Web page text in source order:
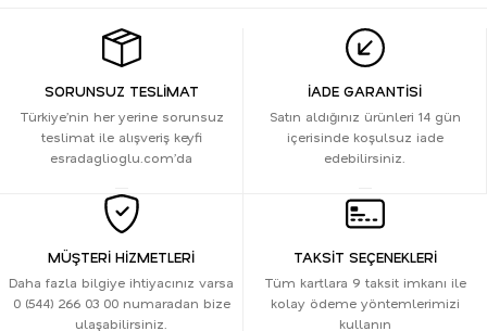
SORUNSUZ TESLİMAT
Türkiye’nin her yerine sorunsuz
teslimat ile alışveriş keyfi
esradaglioglu.com’da
İADE GARANTİSİ
Satın aldığınız ürünleri 14 gün
içerisinde koşulsuz iade
edebilirsiniz.
MÜŞTERİ HİZMETLERİ
Daha fazla bilgiye ihtiyacınız varsa
0 (544) 266 03 00 numaradan bize
ulaşabilirsiniz.
TAKSİT SEÇENEKLERİ
Tüm kartlara 9 taksit imkanı ile
kolay ödeme yöntemlerimizi
kullanın